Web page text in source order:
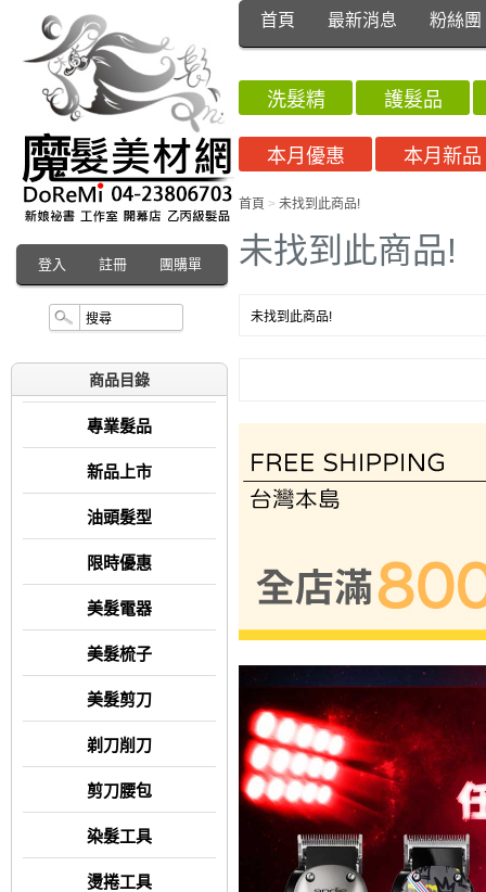
登入 註冊 團購單
首頁 最新消息 粉絲團
商品目錄
專業髮品
新品上市
油頭髮型
限時優惠
美髮電器
美髮梳子
美髮剪刀
剃刀削刀
剪刀腰包
染髮工具
燙捲工具
洗髮精
護髮品
本月優惠
本月新品
首頁 > 未找到此商品!
未找到此商品!
未找到此商品!